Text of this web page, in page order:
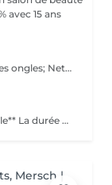
avec 15 ans
Le soin des pieds comprend: Coupe correte des ongles; Nettoyage complet des ongles; Élimination des callosités; Ongles incarnés; Nettoyage du canal de l'ongle (onychophose); Traitement des champignons; Kératose excessive sur les talons; Peeling médicamenteux; Bain à l'eucalyptus; Pansements (si nécessaire); Crème hydratante
Lê prix est par reconstruction sur chaque ongle** La durée du soin est donnée à titre indicatif. Chaque prise en charge débute par une évaluation personnalisée réalisée par notre spécialiste.